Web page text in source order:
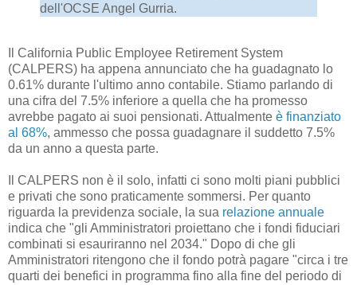
dell'OCSE Angel Gurria.
Il California Public Employee Retirement System
(CALPERS) ha appena annunciato che ha guadagnato lo
0.61% durante l'ultimo anno contabile. Stiamo parlando di
una cifra del 7.5% inferiore a quella che ha promesso
avrebbe pagato ai suoi pensionati. Attualmente è finanziato
al 68%, ammesso che possa guadagnare il suddetto 7.5%
da un anno a questa parte.
Il CALPERS non è il solo, infatti ci sono molti piani pubblici
e privati ​​che sono praticamente sommersi. Per quanto
riguarda la previdenza sociale, la sua relazione annuale
indica che "gli Amministratori proiettano che i fondi fiduciari
combinati si esauriranno nel 2034." Dopo di che gli
Amministratori ritengono che il fondo potrà pagare "circa i tre
quarti dei benefici in programma fino alla fine del periodo di